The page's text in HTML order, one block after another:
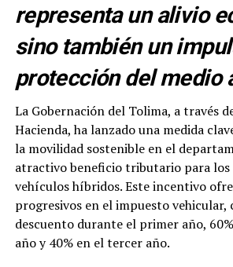
representa un alivio
sino también un
protección del medio
La Gobernación del Tolima, a través
Hacienda, ha lanzado una medida
la movilidad sostenible en el
atractivo beneficio tributario para
vehículos híbridos. Este incentivo
progresivos en el impuesto vehicular,
descuento durante el primer año,
año y 40% en el tercer año.